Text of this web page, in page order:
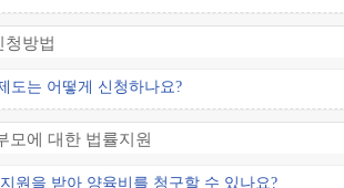
청방법
도는 어떻게 신청하나요?
모에 대한 법률지원
원을 받아 양육비를 청구할 수 있나요?